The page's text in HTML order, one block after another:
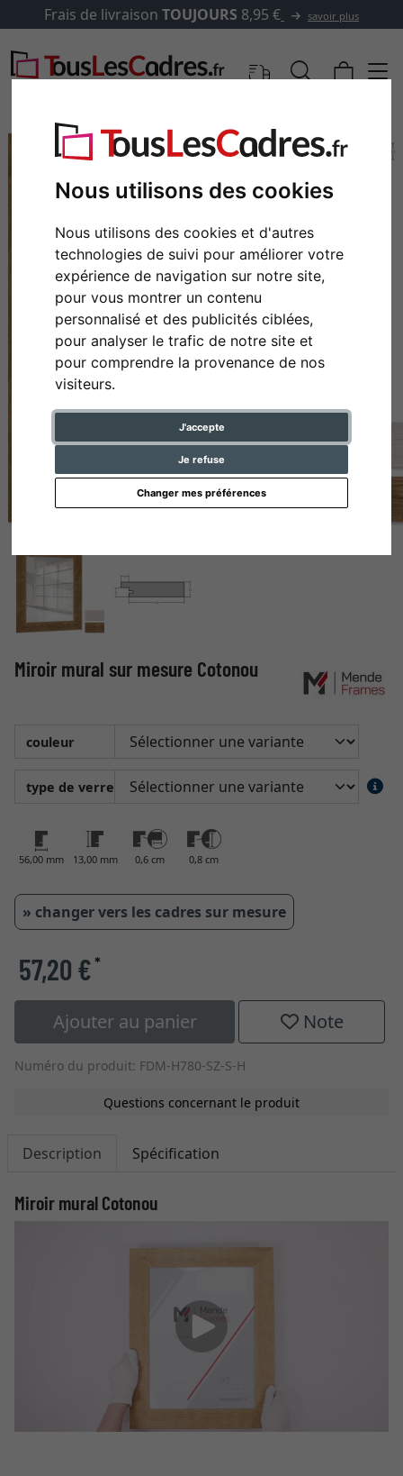
Nous utilisons des cookies
Nous utilisons des cookies et d'autres
technologies de suivi pour améliorer votre
expérience de navigation sur notre site,
pour vous montrer un contenu
personnalisé et des publicités ciblées,
pour analyser le trafic de notre site et
pour comprendre la provenance de nos
visiteurs.
J'accepte
Je refuse
Changer mes préférences
Frais de livraison TOUJOURS 8,95 € savoir plus
Retour
Miroir mural sur mesure Cotonou
couleur
type de verre
56,00 mm 13,00 mm 0,6 cm 0,8 cm
» changer vers les cadres sur mesure
57,20 €*
Ajouter au panier Note
Numéro du produit: FDM-H780-SZ-S-H
Questions concernant le produit
Description Spécification
Miroir mural Cotonou